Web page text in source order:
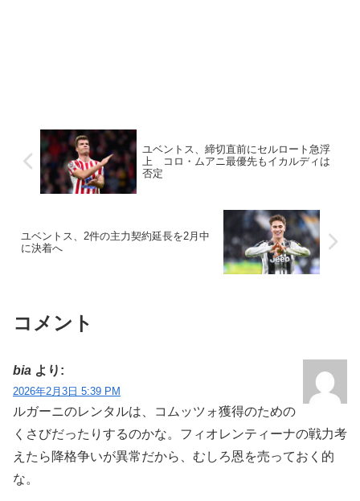
ユベントス、締切直前にセルロート急浮
上 コロ・ムアニ最優先もイカルディは
否定
ユベントス、2件の主力契約延長を2月中
に決着へ
コメント
bia より:
2026年2月3日 5:39 PM
ルガーニのレンタルは、コムッツォ獲得のための
くさびだったりするのかな。フィオレンティーナの戦力考
えたら降格争いが異常だから、むしろ恩を売っておく的
な。